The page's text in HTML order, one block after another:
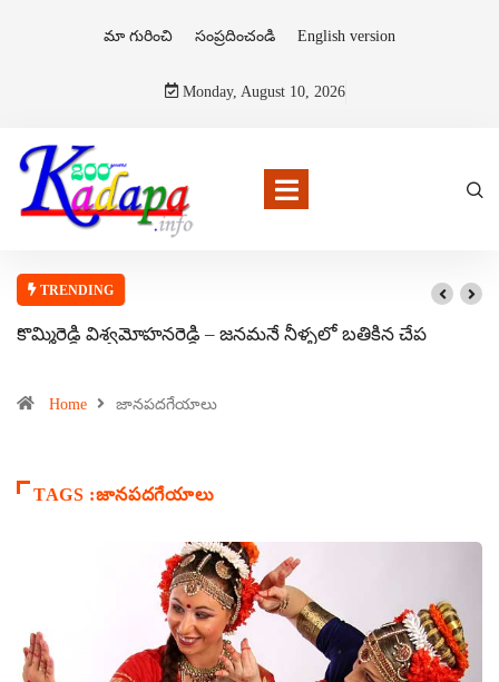
మా గురించి సంప్రదించండి English version
Monday, August 10, 2026
TRENDING
కొమ్మిరెడ్డి విశ్వమోహనరెడ్డి – జనమనే నీళ్ళలో బతికిన చేప
Home జానపదగేయాలు
TAGS :జానపదగేయాలు